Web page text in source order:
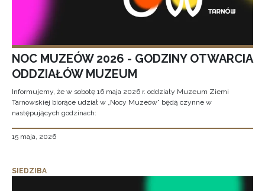
NOC MUZEÓW 2026 - GODZINY OTWARCIA
ODDZIAŁÓW MUZEUM
Informujemy, że w sobotę 16 maja 2026 r. oddziały Muzeum Ziemi
Tarnowskiej biorące udział w „Nocy Muzeów” będą czynne w
następujących godzinach:
15 maja, 2026
SIEDZIBA